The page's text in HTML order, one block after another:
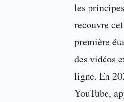
les
recouvre
première
des vidéos
ligne. En
YouTube,